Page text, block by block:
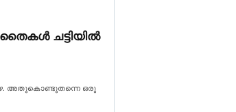
ചട്ടിയിൽ
അതുകൊണ്ടുതന്നെ ഒരു